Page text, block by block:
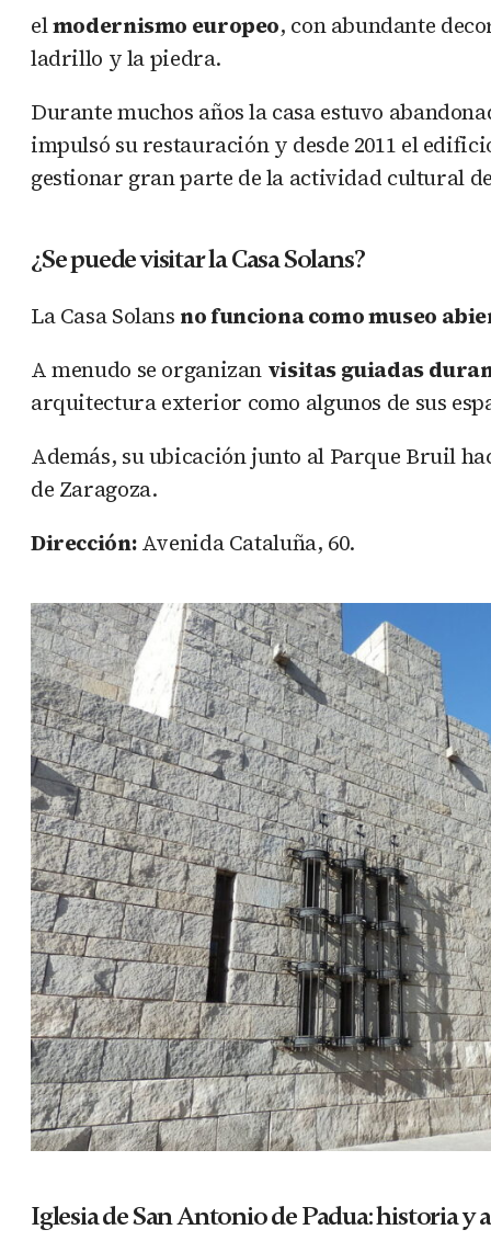
elmodernismo europeo, con abundante
ladrillo y la piedra.
Durante muchos años la casa estuvo
impulsó su restauración y desde 2011 el
gestionar gran parte de la actividad cultural
¿Se puede visitar la Casa Solans?
La Casa Solans no funciona como museo
A menudo se organizan visitas guiadas
arquitectura exterior como algunos de sus
Además, su ubicación junto al Parque Bruil
de Zaragoza.
Dirección:Avenida Cataluña, 60.
Iglesia de San Antonio de Padua: historia y